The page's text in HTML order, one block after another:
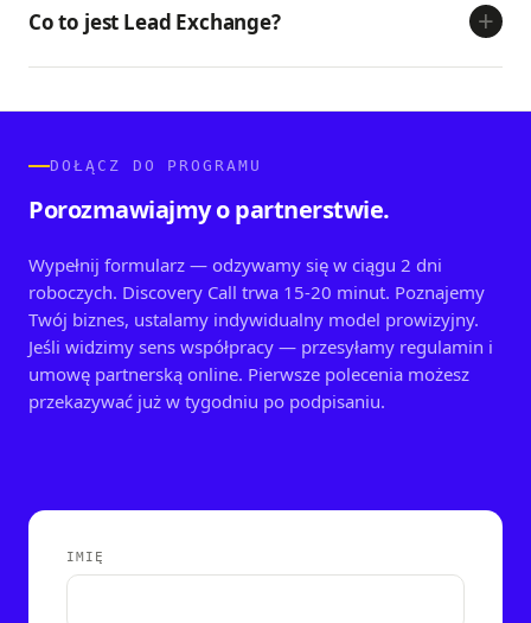
Co to jest Lead Exchange? +
DOŁĄCZ DO PROGRAMU
Porozmawiajmy o partnerstwie.
Wypełnij formularz — odzywamy się w ciągu 2 dni
roboczych. Discovery Call trwa 15-20 minut. Poznajemy
Twój biznes, ustalamy indywidualny model prowizyjny.
Jeśli widzimy sens współpracy — przesyłamy regulamin i
umowę partnerską online. Pierwsze polecenia możesz
przekazywać już w tygodniu po podpisaniu.
IMIĘ